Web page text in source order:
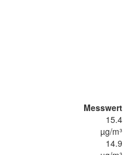
Messwert
15.4
µg/m³
14.9